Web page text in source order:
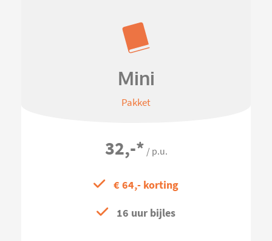
Mini
Pakket
32,-* / p.u.
€ 64,- korting
16 uur bijles